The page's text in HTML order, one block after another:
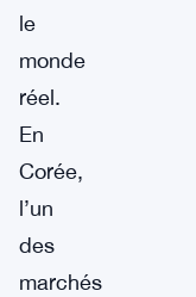
le
monde
réel.
En
Corée,
l’un
des
marchés